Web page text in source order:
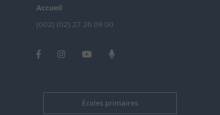
Accueil
(002) (02) 27 26 09 00
Écoles primaires